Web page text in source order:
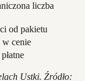
liczba
od pakietu
w cenie
Ustki. Źródło: